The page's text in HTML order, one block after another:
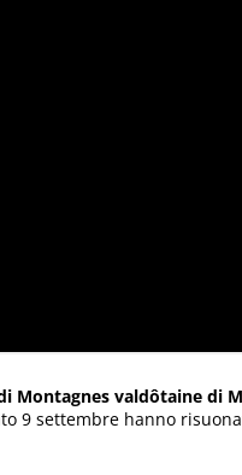
Montagnes valdôtaine di
9 settembre hanno